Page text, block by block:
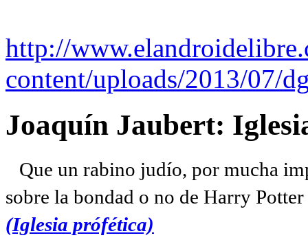
http://
content/uploads/2013/07/
Joaquín Jaubert:
Que un rabino judío, por mucha
sobre la bondad o no de Harry
(Iglesia prófética)